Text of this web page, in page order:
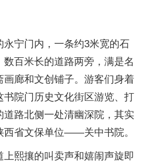
永宁门内，一条约3米宽的石
百米长的道路两旁，满是名
画廊和文创铺子。游客们身着
院门历史文化街区游览、打
路北侧一处清幽深院，其实
西省文保单位——关中书院。
上熙攘的叫卖声和嬉闹声旋即